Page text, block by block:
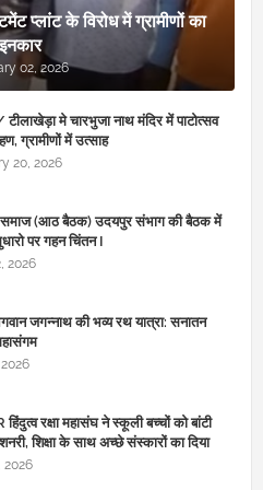
प्लांट के विरोध में ग्रामीणों का
02, 2026
मे चारभुजा नाथ मंदिर में पाटोत्सव
ग्रामीणों में उत्साह
20, 2026
समाज (आठ बैठक) उदयपुर संभाग की बैठक में
पर गहन चिंतन I
2026
जगन्नाथ की भव्य रथ यात्रा: सनातन
रक्षा महासंघ ने स्कूली बच्चों को बांटी
शिक्षा के साथ अच्छे संस्कारों का दिया
2026